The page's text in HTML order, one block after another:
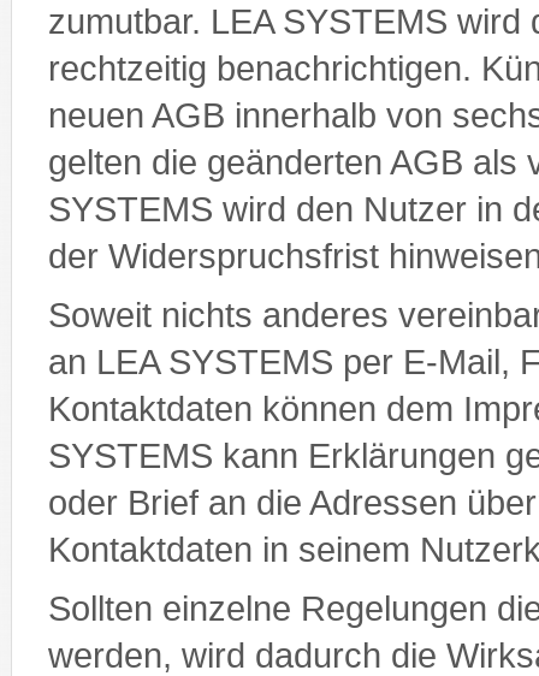
zumutbar. LEA SYSTEMS
rechtzeitig benachrichtigen.
neuen AGB innerhalb von
gelten die geänderten AGB als
SYSTEMS wird den Nutzer in
der Widerspruchsfrist
Soweit nichts anderes
an LEA SYSTEMS per E-Mail,
Kontaktdaten können dem
SYSTEMS kann Erklärungen
oder Brief an die Adressen
Kontaktdaten in seinem
Sollten einzelne Regelungen
werden, wird dadurch die